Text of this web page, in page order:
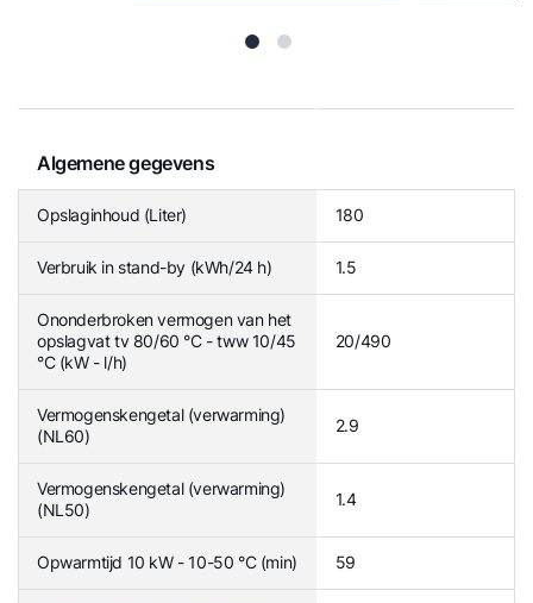
Algemene gegevens
Opslaginhoud (Liter) 180
Verbruik in stand-by (kWh/24 h) 1.5
Ononderbroken vermogen van het
opslagvat tv 80/60 °C - tww 10/45
°C (kW - l/h)
20/490
Vermogenskengetal (verwarming)
(NL60)
2.9
Vermogenskengetal (verwarming)
(NL50)
1.4
Opwarmtijd 10 kW - 10-50 °C (min) 59